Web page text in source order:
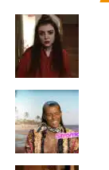
SUJETS ASSOCIÉS: